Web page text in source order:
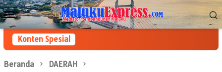
Loncat
ke
konten
Menu
Mobile
Konten Spesial
Beranda DAERAH